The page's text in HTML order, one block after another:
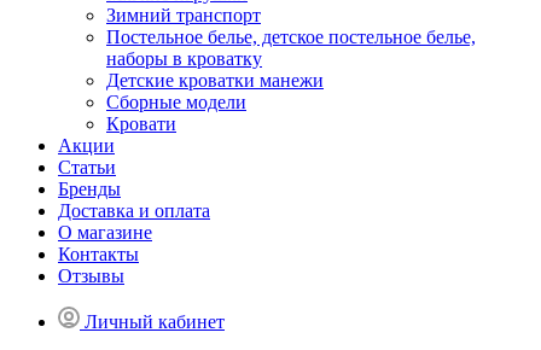
Зимний транспорт
Постельное белье, детское постельное белье,
наборы в кроватку
Детские кроватки манежи
Сборные модели
Кровати
Акции
Статьи
Бренды
Доставка и оплата
О магазине
Контакты
Отзывы
Личный кабинет